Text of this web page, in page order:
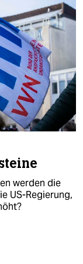
werden die
US-Regierung,